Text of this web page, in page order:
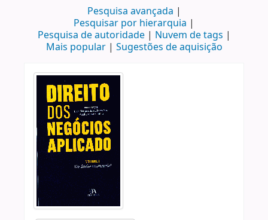
Pesquisa avançada
Pesquisar por hierarquia
Pesquisa de autoridade
Nuvem de tags
Mais popular
Sugestões de aquisição